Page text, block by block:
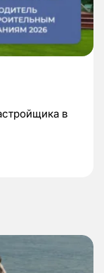
в